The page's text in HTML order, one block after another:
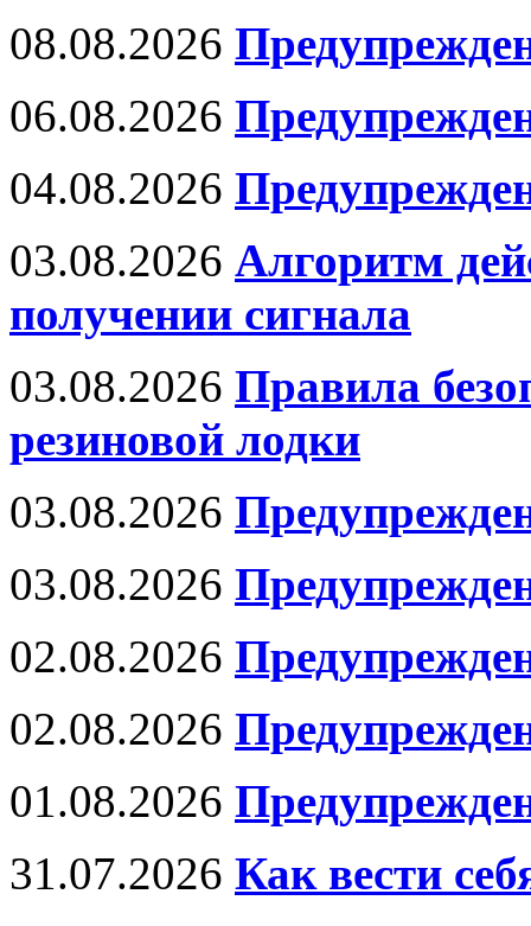
08.08.2026
06.08.2026
04.08.2026
03.08.2026 Алгоритм
получении сигнала
03.08.2026 Правила
резиновой лодки
03.08.2026
03.08.2026
02.08.2026
02.08.2026
01.08.2026
31.07.2026 Как вести